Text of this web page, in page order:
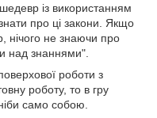
із використанням
про ці закони. Якщо
нічого не знаючи про
над знаннями".
роботи з
роботу, то в гру
ніби само собою.